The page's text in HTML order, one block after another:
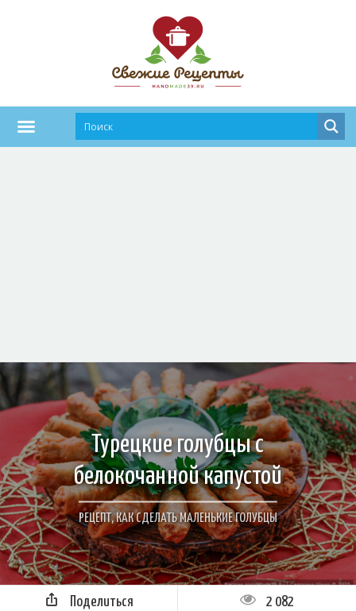
Турецкие голубцы с
белокочанной капустой
РЕЦЕПТ, КАК СДЕЛАТЬ МАЛЕНЬКИЕ ГОЛУБЦЫ
Поделиться 2 082